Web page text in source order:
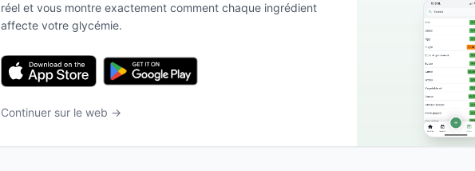
réel et vous montre exactement comment chaque ingrédient
affecte votre glycémie.
Continuer sur le web →